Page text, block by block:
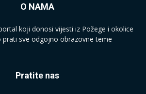
O NAMA
koji donosi vijesti iz Požege i okolice
prati sve odgojno obrazovne teme
Pratite nas